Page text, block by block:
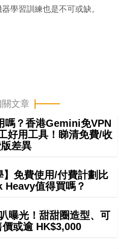
學習訓練也是不可或缺。
關文章
？香港Gemini免VPN
好用工具！睇清免費/收
差異
】免費使用/付費計劃比
值得買嗎？
曝光！甜甜圈造型、可
或逾 HK$3,000